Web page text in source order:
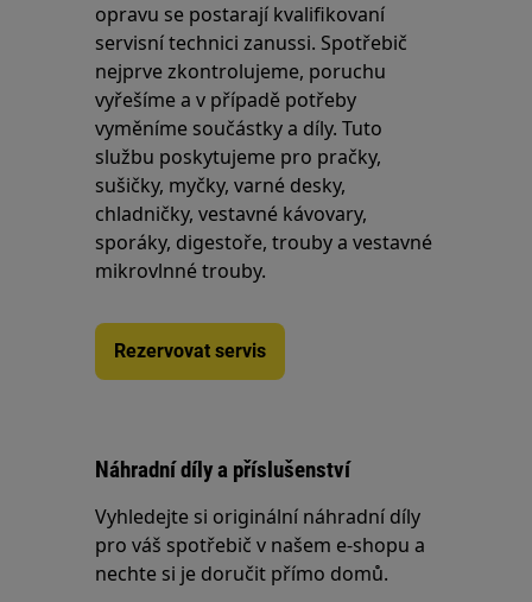
opravu se postarají kvalifikovaní
servisní technici zanussi. Spotřebič
nejprve zkontrolujeme, poruchu
vyřešíme a v případě potřeby
vyměníme součástky a díly. Tuto
službu poskytujeme pro pračky,
sušičky, myčky, varné desky,
chladničky, vestavné kávovary,
sporáky, digestoře, trouby a vestavné
mikrovlnné trouby.
Rezervovat servis
Náhradní díly a příslušenství
Vyhledejte si originální náhradní díly
pro váš spotřebič v našem e-shopu a
nechte si je doručit přímo domů.